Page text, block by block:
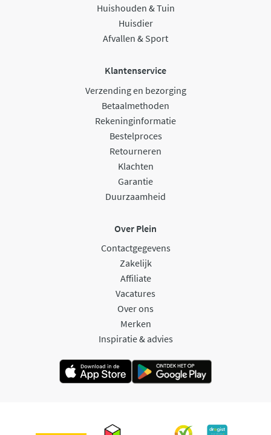
Huishouden & Tuin
Huisdier
Afvallen & Sport
Klantenservice
Verzending en bezorging
Betaalmethoden
Rekeninginformatie
Bestelproces
Retourneren
Klachten
Garantie
Duurzaamheid
Over Plein
Contactgegevens
Zakelijk
Affiliate
Vacatures
Over ons
Merken
Inspiratie & advies